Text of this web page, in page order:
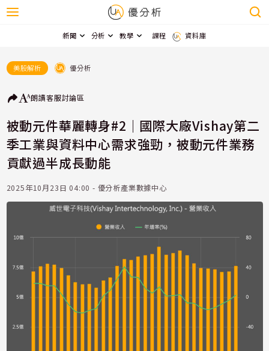
新聞 分析 教學 課程 資料庫
美股解析 優分析
朗讀客服討論區
被動元件華麗轉身#2｜國際大廠Vishay第二
季工業與資料中心需求強勁，被動元件業務
貢獻過半成長動能
2025年10月23日 04:00 - 優分析產業數據中心